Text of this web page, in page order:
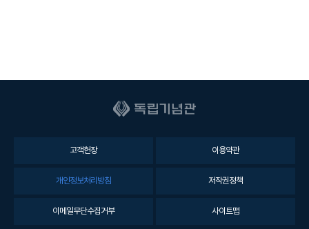
고객헌장 이용약관
개인정보처리방침 저작권정책
이메일무단수집거부 사이트맵